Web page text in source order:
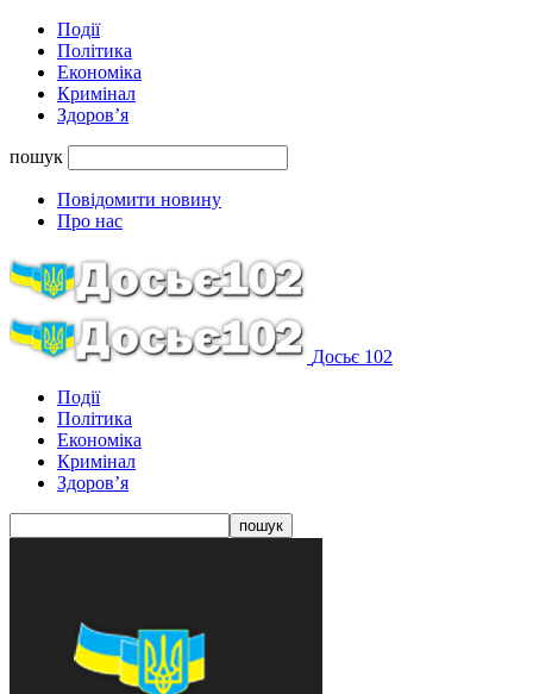
Події
Політика
Економіка
Кримінал
Здоров’я
пошук
Повідомити новину
Про нас
Досьє 102
Події
Політика
Економіка
Кримінал
Здоров’я